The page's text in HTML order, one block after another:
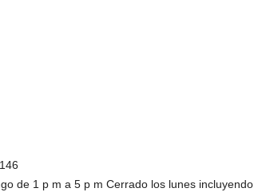
de 1 p m a 5 p m Cerrado los lunes incluyendo